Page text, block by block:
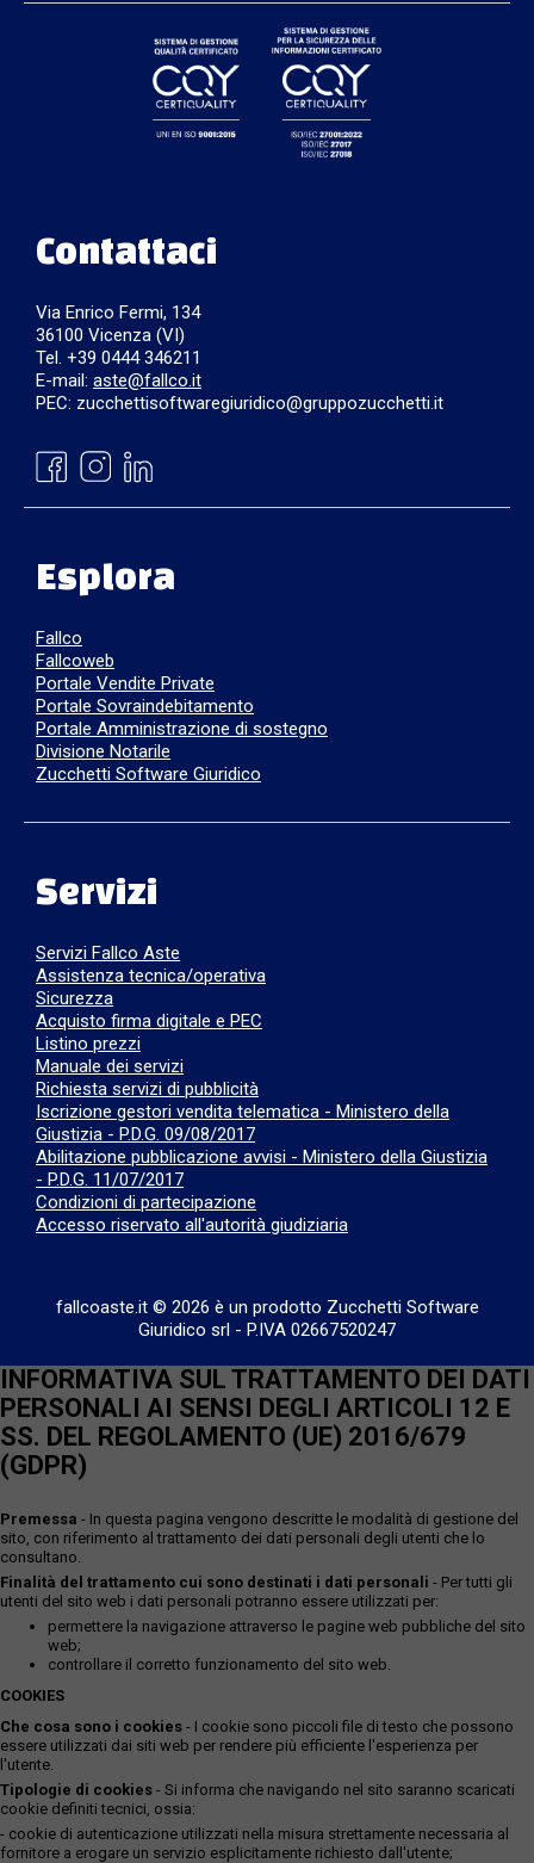
Contattaci
Via Enrico Fermi, 134
36100 Vicenza (VI)
Tel. +39 0444 346211
E-mail: aste@fallco.it
PEC: zucchettisoftwaregiuridico@gruppozucchetti.it
Esplora
Fallco
Fallcoweb
Portale Vendite Private
Portale Sovraindebitamento
Portale Amministrazione di sostegno
Divisione Notarile
Zucchetti Software Giuridico
Servizi
Servizi Fallco Aste
Assistenza tecnica/operativa
Sicurezza
Acquisto firma digitale e PEC
Listino prezzi
Manuale dei servizi
Richiesta servizi di pubblicità
Iscrizione gestori vendita telematica - Ministero della
Giustizia - P.D.G. 09/08/2017
Abilitazione pubblicazione avvisi - Ministero della Giustizia
- P.D.G. 11/07/2017
Condizioni di partecipazione
Accesso riservato all'autorità giudiziaria
fallcoaste.it © 2026 è un prodotto Zucchetti Software
Giuridico srl - P.IVA 02667520247
INFORMATIVA SUL TRATTAMENTO DEI DATI
PERSONALI AI SENSI DEGLI ARTICOLI 12 E
SS. DEL REGOLAMENTO (UE) 2016/679
(GDPR)
Premessa - In questa pagina vengono descritte le modalità di gestione del
sito, con riferimento al trattamento dei dati personali degli utenti che lo
consultano.
Finalità del trattamento cui sono destinati i dati personali - Per tutti gli
utenti del sito web i dati personali potranno essere utilizzati per:
permettere la navigazione attraverso le pagine web pubbliche del sito
web;
controllare il corretto funzionamento del sito web.
COOKIES
Che cosa sono i cookies - I cookie sono piccoli file di testo che possono
essere utilizzati dai siti web per rendere più efficiente l'esperienza per
l'utente.
Tipologie di cookies - Si informa che navigando nel sito saranno scaricati
cookie definiti tecnici, ossia:
- cookie di autenticazione utilizzati nella misura strettamente necessaria al
fornitore a erogare un servizio esplicitamente richiesto dall'utente;